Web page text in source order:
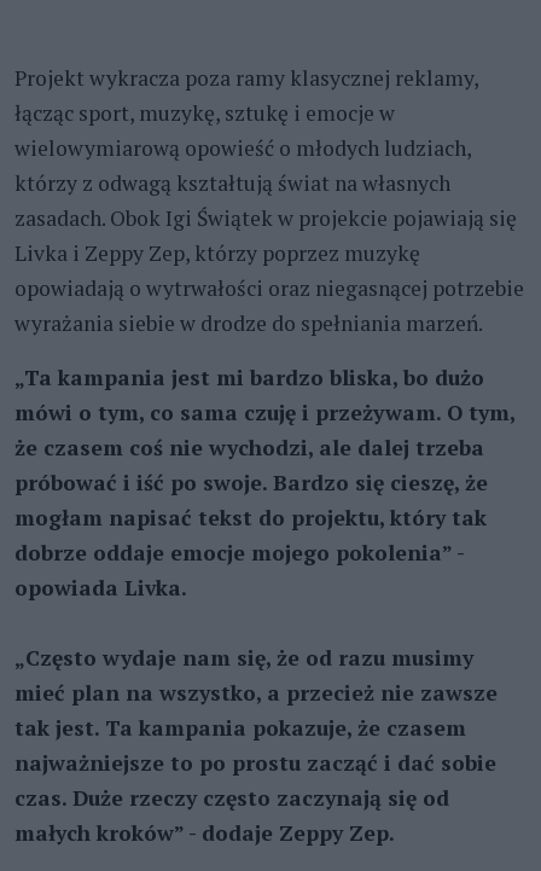
Projekt wykracza poza ramy klasycznej reklamy,
łącząc sport, muzykę, sztukę i emocje w
wielowymiarową opowieść o młodych ludziach,
którzy z odwagą kształtują świat na własnych
zasadach. Obok Igi Świątek w projekcie pojawiają się
Livka i Zeppy Zep, którzy poprzez muzykę
opowiadają o wytrwałości oraz niegasnącej potrzebie
wyrażania siebie w drodze do spełniania marzeń.
„Ta kampania jest mi bardzo bliska, bo dużo
mówi o tym, co sama czuję i przeżywam. O tym,
że czasem coś nie wychodzi, ale dalej trzeba
próbować i iść po swoje. Bardzo się cieszę, że
mogłam napisać tekst do projektu, który tak
dobrze oddaje emocje mojego pokolenia” -
opowiada Livka.
„Często wydaje nam się, że od razu musimy
mieć plan na wszystko, a przecież nie zawsze
tak jest. Ta kampania pokazuje, że czasem
najważniejsze to po prostu zacząć i dać sobie
czas. Duże rzeczy często zaczynają się od
małych kroków” - dodaje Zeppy Zep.